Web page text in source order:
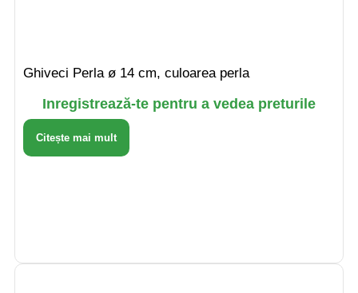
Ghiveci Perla ø 14 cm, culoarea perla
Inregistrează-te pentru a vedea preturile
Citește mai mult